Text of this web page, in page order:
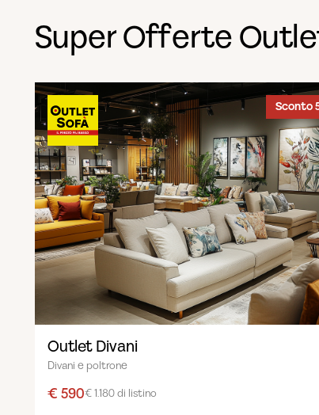
Super Offerte
Sconto
Outlet Divani
Divani e poltrone
€ 590€ 1.180 di listino